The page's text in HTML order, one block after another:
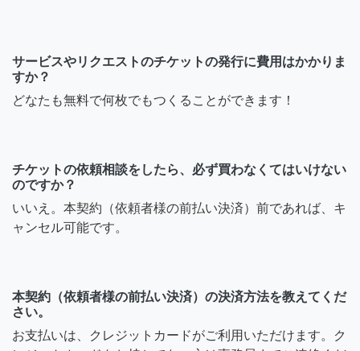
サービスやリクエストのチケットの発行に費用はかかりま
すか？
どなたも無料で何枚でもつくることができます！
チケットの依頼相談をしたら、必ず買わなくてはいけない
のですか？
いいえ。本契約（依頼者様の前払い決済）前であれば、キ
ャンセル可能です。
本契約（依頼者様の前払い決済）の決済方法を教えてくだ
さい。
お支払いは、クレジットカードがご利用いただけます。ク